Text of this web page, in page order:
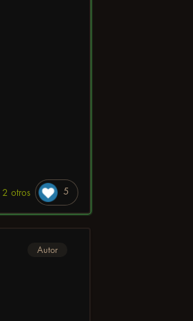
2 otros 5
Autor